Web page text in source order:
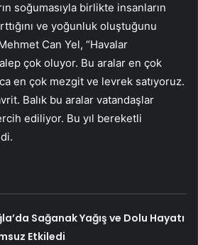
soğumasıyla birlikte insanların
ve yoğunluk oluştuğunu
Can Yel, “Havalar
çok oluyor. Bu aralar en çok
en çok mezgit ve levrek satıyoruz.
Balık bu aralar vatandaşlar
ediliyor. Bu yıl bereketli
Sağanak Yağış ve Dolu Hayatı
Etkiledi